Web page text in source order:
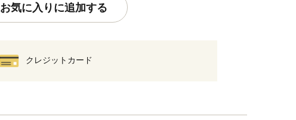
お気に入りに追加する
クレジットカード